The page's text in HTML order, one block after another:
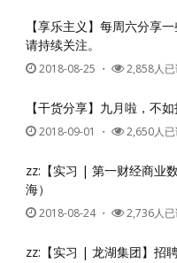
【享乐主义】每周六分享
请持续关注。
2018-08-25 ・ 2,858人已
【干货分享】九月啦，不
2018-09-01 ・ 2,650人已
zz:【实习 | 第一财经商业
海）
2018-08-24・ 2,736人已
zz:【实习 | 龙湖集团】招